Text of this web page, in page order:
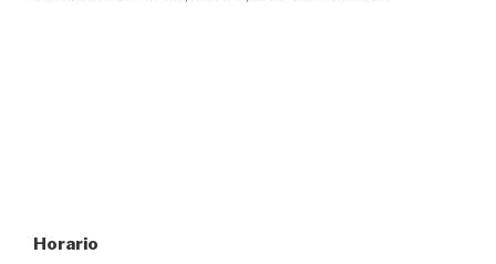
Horario